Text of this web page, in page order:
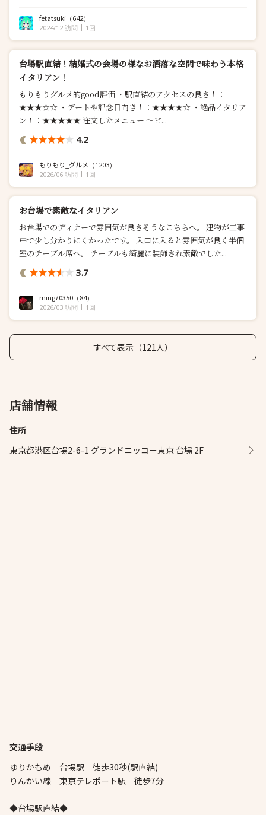
fetatsuki （642）
2024/12 訪問
1回
台場駅直結！結婚式の会場の様なお洒落な空間で味わう本格
イタリアン！
もりもりグルメ的good評価 ・駅直結のアクセスの良さ！：
★★★☆☆ ・デートや記念日向き！：★★★★☆ ・絶品イタリア
ン！：★★★★★ 注文したメニュー 〜ピ...
4.2
もりもり_グルメ （1203）
2026/06 訪問
1回
お台場で素敵なイタリアン
お台場でのディナーで雰囲気が良さそうなこちらへ。 建物が工事
中で少し分かりにくかったです。 入口に入ると雰囲気が良く半個
室のテーブル席へ。 テーブルも綺麗に装飾され素敵でした...
3.7
ming70350 （84）
2026/03 訪問
1回
すべて表示（121人）
店舗情報
住所
東京都港区台場2-6-1 グランドニッコー東京 台場 2F
交通手段
ゆりかもめ 台場駅 徒歩30秒(駅直結)
りんかい線 東京テレポート駅 徒歩7分
◆台場駅直結◆